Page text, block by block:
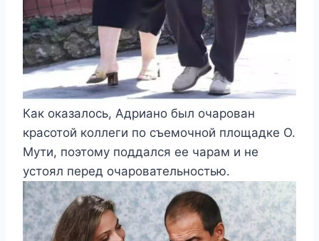
Как оказалось, Адриано был очарован
красотой коллеги по съемочной площадке О.
Мути, поэтому поддался ее чарам и не
устоял перед очаровательностью.